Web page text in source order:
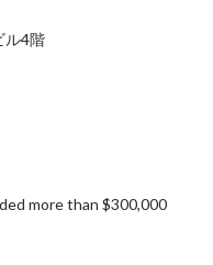
ル4階
more than $300,000